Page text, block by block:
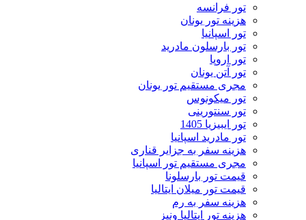
تور فرانسه
هزینه تور یونان
تور اسپانیا
تور بارسلون مادرید
تور اروپا
تور آتن یونان
مجری مستقیم تور یونان
تور میکونوس
تور سنتورینی
تور ایبیزیا 1405
تور مادرید اسپانیا
هزینه سفر به جزایر قناری
مجری مستقیم تور اسپانیا
قیمت تور بارسلونا
قیمت تور میلان ایتالیا
هزینه سفر به رم
هزینه تور ایتالیا ونیز